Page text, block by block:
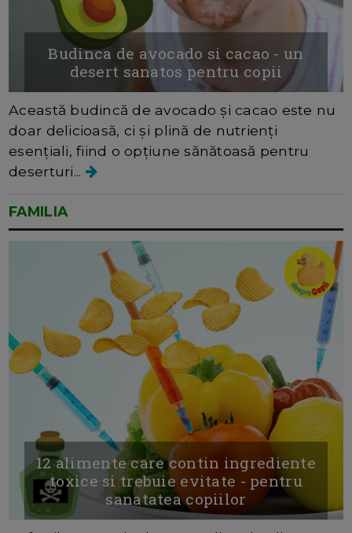
Budinca de avocado si cacao - un
desert sanatos pentru copii
Această budincă de avocado și cacao este nu
doar delicioasă, ci și plină de nutrienți
esențiali, fiind o opțiune sănătoasă pentru
deserturi...
FAMILIA
12 alimente care contin ingrediente
toxice si trebuie evitate - pentru
sanatatea copiilor